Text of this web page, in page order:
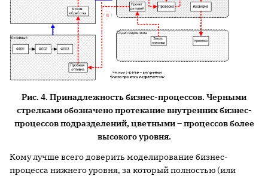
Рис. 4. Принадлежность бизнес-процессов. Черными
стрелками обозначено протекание внутренних бизнес-
процессов подразделений, цветными – процессов более
высокого уровня.
Кому лучше всего доверить моделирование бизнес-
процесса нижнего уровня, за который полностью (или